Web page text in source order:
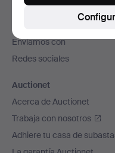
de
página
Todas las casas de
Enviamos con
Redes sociales
Auctionet
Acerca de Auctionet
Trabaja con nosotros
Adhiere tu casa de